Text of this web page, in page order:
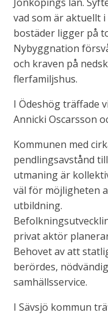
vad som är aktuellt
bostäder ligger på
Nybyggnation
och kraven på
flerfamiljshus.
I Ödeshög träffade
Annicki Oscarsson
Kommunen med
pendlingsavstånd
utmaning är
väl för möjligheten
utbildning.
privat aktör
Behovet av att
berördes,
samhällsservice.
I Sävsjö kommun